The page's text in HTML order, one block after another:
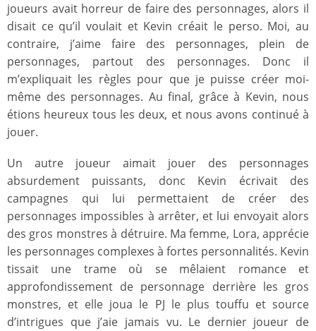
joueurs avait horreur de faire des personnages, alors il
disait ce qu’il voulait et Kevin créait le perso. Moi, au
contraire, j’aime faire des personnages, plein de
personnages, partout des personnages. Donc il
m’expliquait les règles pour que je puisse créer moi-
même des personnages. Au final, grâce à Kevin, nous
étions heureux tous les deux, et nous avons continué à
jouer.
Un autre joueur aimait jouer des personnages
absurdement puissants, donc Kevin écrivait des
campagnes qui lui permettaient de créer des
personnages impossibles à arrêter, et lui envoyait alors
des gros monstres à détruire. Ma femme, Lora, apprécie
les personnages complexes à fortes personnalités. Kevin
tissait une trame où se mêlaient romance et
approfondissement de personnage derrière les gros
monstres, et elle joua le PJ le plus touffu et source
d’intrigues que j’aie jamais vu. Le dernier joueur de